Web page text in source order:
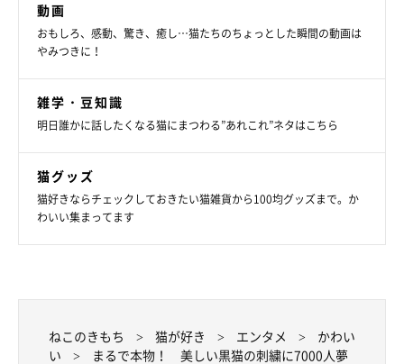
@tanenecoshop
して刺繍作品を製作する@tanenecoshopさん。製作にあたっ
て、大切にしていることがあります。
@tanenecoshopさん：
「刺繍に関しては、『きれいに刺繍が刺せるか？』を念頭に置い
て作業を始めます。きれいに刺すことができなかった場合や自分
が納得いかない場合は、作業の進捗に関わらず、ボツにすること
という思いで製作しています」
動画
おもしろ、感動、驚き、癒し…猫たちのちょっとした瞬間の動画は
やみつきに！
雑学・豆知識
明日誰かに話したくなる猫にまつわる”あれこれ”ネタはこちら
猫グッズ
猫好きならチェックしておきたい猫雑貨から100均グッズまで。か
わいい集まってます
ねこのきもち 猫が好き エンタメ
かわい
い
まるで本物！ 美しい黒猫の刺繍に7000人夢